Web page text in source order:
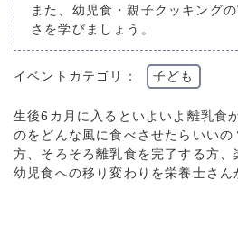
また、幼児食・親子クッキング
さを学びましょう。
イベントカテゴリ： 子ども
生後6カ月に入るといよいよ離乳食
のをどんな風に食べさせたらいいの
方、そろそろ離乳食を完了する方
幼児食への移り変わりを栄養士さん